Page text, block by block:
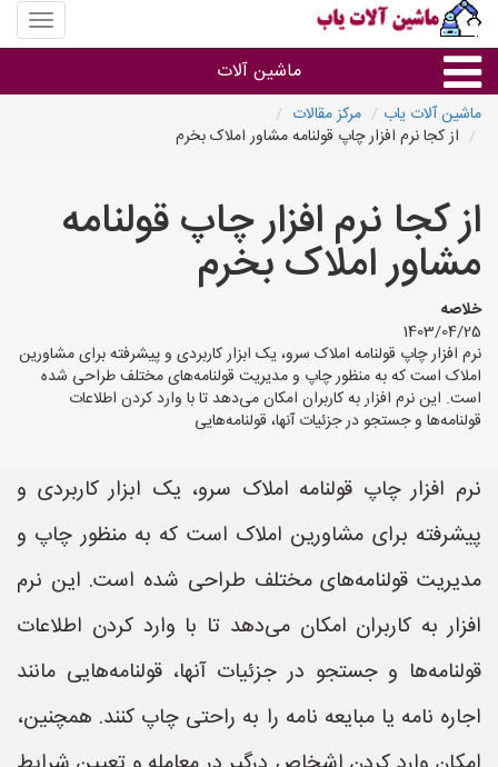
منوی
سایت
آلات
ماشین آلات
ماشین آلات
سایر گروه ها
ماشین آلات
ماشین آلات یاب
مرکز مقالات
از کجا نرم افزار چاپ قولنامه مشاور املاک بخرم
از کجا نرم افزار چاپ قولنامه
مشاور املاک بخرم
خلاصه
1403/04/25
نرم افزار چاپ قولنامه املاک سرو، یک ابزار کاربردی و پیشرفته برای مشاورین
املاک است که به منظور چاپ و مدیریت قولنامه‌های مختلف طراحی شده
است. این نرم افزار به کاربران امکان می‌دهد تا با وارد کردن اطلاعات
قولنامه‌ها و جستجو در جزئیات آنها، قولنامه‌هایی
نرم افزار چاپ قولنامه املاک سرو، یک ابزار کاربردی و
پیشرفته برای مشاورین املاک است که به منظور چاپ و
مدیریت قولنامه‌های مختلف طراحی شده است. این نرم
افزار به کاربران امکان می‌دهد تا با وارد کردن اطلاعات
قولنامه‌ها و جستجو در جزئیات آنها، قولنامه‌هایی مانند
اجاره نامه یا مبایعه نامه را به راحتی چاپ کنند. همچنین،